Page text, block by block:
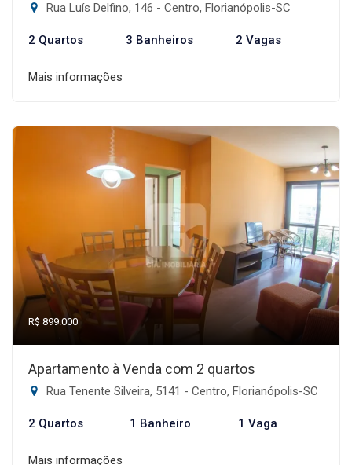
Rua Luís Delfino, 146 - Centro, Florianópolis-SC
2 Quartos 3 Banheiros 2 Vagas
Mais informações
R$ 899.000
Apartamento à Venda com 2 quartos
Rua Tenente Silveira, 5141 - Centro, Florianópolis-SC
2 Quartos 1 Banheiro 1 Vaga
Mais informações